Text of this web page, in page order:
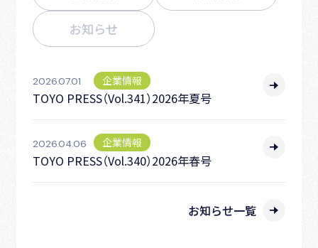
お知らせ
2026.07.01 企業情報
TOYO PRESS（Vol.341）2026年夏号
2026.04.06 企業情報
TOYO PRESS（Vol.340）2026年春号
お知らせ一覧